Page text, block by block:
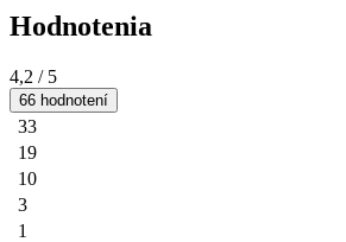
Hodnotenia
4,2 / 5
66 hodnotení
33
19
10
3
1